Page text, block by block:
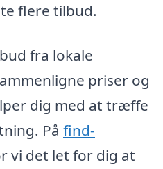
flere tilbud.
fra lokale
priser og
dig med at træffe
På find-
vi det let for dig at